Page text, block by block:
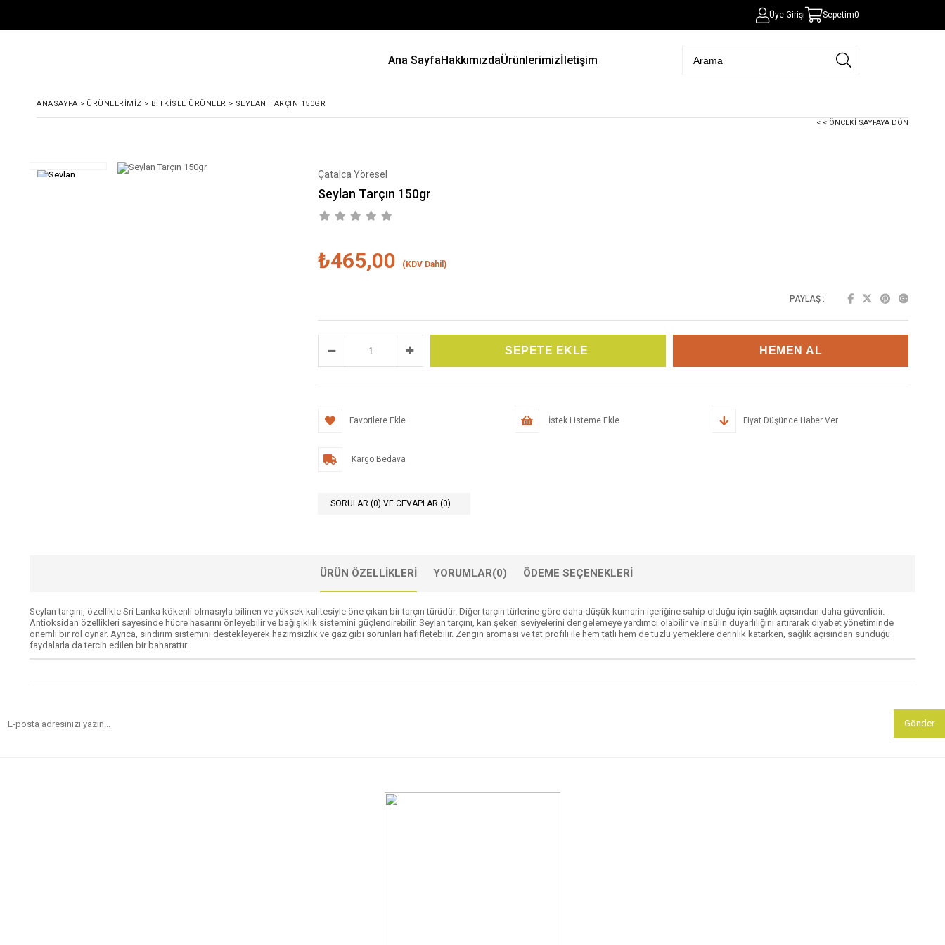
Üye Girişi Sepetim0
Ana SayfaHakkımızdaÜrünlerimizİletişim
ANASAYFA > ÜRÜNLERIMIZ > BITKISEL ÜRÜNLER > SEYLAN TARÇIN 150GR
< < ÖNCEKI SAYFAYA DÖN
Çatalca Yöresel
Seylan Tarçın 150gr
₺465,00 (KDV Dahil)
PAYLAŞ :
Favorilere Ekle İstek Listeme Ekle Fiyat Düşünce Haber Ver
Kargo Bedava
SORULAR (0) VE CEVAPLAR (0)
ÜRÜN ÖZELLIKLERI YORUMLAR(0) ÖDEME SEÇENEKLERI
Seylan tarçını, özellikle Sri Lanka kökenli olmasıyla bilinen ve yüksek kalitesiyle öne çıkan bir tarçın türüdür. Diğer tarçın türlerine göre daha düşük kumarin içeriğine sahip olduğu için sağlık açısından daha güvenlidir.
Antioksidan özellikleri sayesinde hücre hasarını önleyebilir ve bağışıklık sistemini güçlendirebilir. Seylan tarçını, kan şekeri seviyelerini dengelemeye yardımcı olabilir ve insülin duyarlılığını artırarak diyabet yönetiminde
önemli bir rol oynar. Ayrıca, sindirim sistemini destekleyerek hazımsızlık ve gaz gibi sorunları hafifletebilir. Zengin aroması ve tat profili ile hem tatlı hem de tuzlu yemeklere derinlik katarken, sağlık açısından sunduğu
faydalarla da tercih edilen bir baharattır.
Gönder